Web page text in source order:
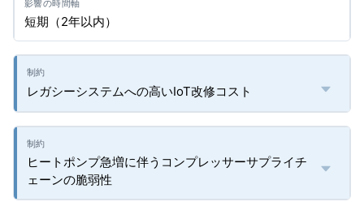
短期（2年以内）
レガシーシステムへの高いIoT改修コスト
ヒートポンプ急増に伴うコンプレッサーサプライチ
ェーンの脆弱性